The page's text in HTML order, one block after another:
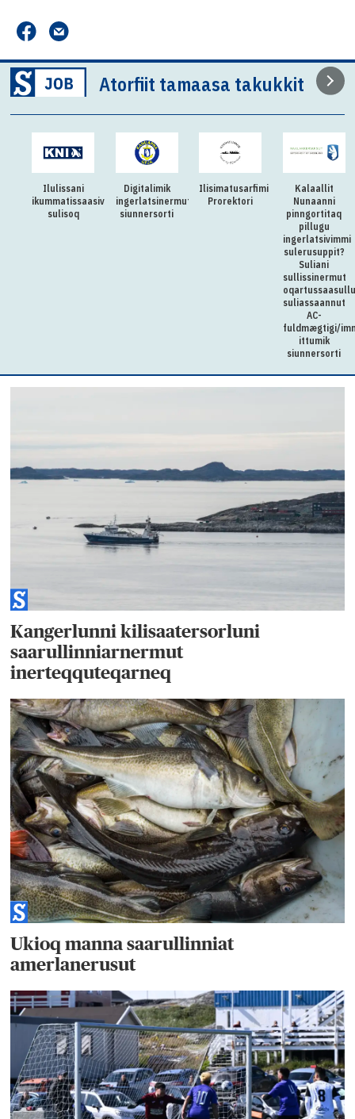
Savalimmiormiut pas-iini qallunaatut
allaqqareerpoq.
Najoqqutaq: Inatsisinik atortitsinermut
ministereqarfik
Atorfiit tamaasa takukkit
Ilulissani
ikummatissaasivimmi
sulisoq
Digitalimik
ingerlatsinermut
siunnersorti
Ilisimatusarfimi
Prorektori
Kalaallit
Nunaanni
pinngortitaq
pillugu
ingerlatsivimmi
sulerusuppit?
Suliani
sullissinermut
oqartussaasullu
suliassaannut
AC-
fuldmægtigi/
ittumik
siunnersorti
Kangerlunni kilisaatersorluni
saarullinniarnermut
inerteqquteqarneq
Ukioq manna saarullinniat
amerlanerusut